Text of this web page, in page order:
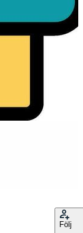
Följ